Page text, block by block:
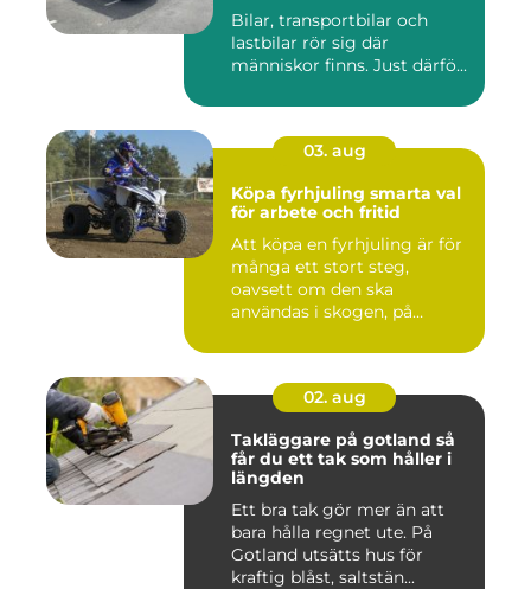
Bilar, transportbilar och
lastbilar rör sig där
människor finns. Just därfö...
03. aug
Köpa fyrhjuling smarta val
för arbete och fritid
Att köpa en fyrhjuling är för
många ett stort steg,
oavsett om den ska
användas i skogen, på
02. aug
Takläggare på gotland så
får du ett tak som håller i
längden
Ett bra tak gör mer än att
bara hålla regnet ute. På
Gotland utsätts hus för
kraftig blåst, saltstän...